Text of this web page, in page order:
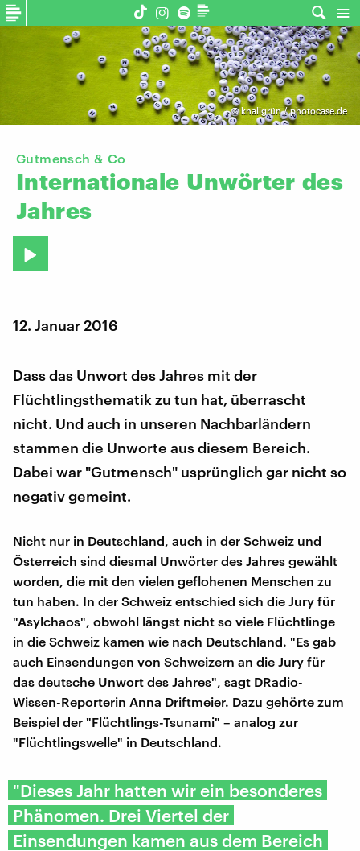
©knallgrün / photocase.de
Gutmensch & Co
Internationale Unwörter des
Jahres
12. Januar 2016
Dass das Unwort des Jahres mit der
Flüchtlingsthematik zu tun hat, überrascht
nicht. Und auch in unseren Nachbarländern
stammen die Unworte aus diesem Bereich.
Dabei war "Gutmensch" usprünglich gar nicht so
negativ gemeint.
Nicht nur in Deutschland, auch in der Schweiz und
Österreich sind diesmal Unwörter des Jahres gewählt
worden, die mit den vielen geflohenen Menschen zu
tun haben. In der Schweiz entschied sich die Jury für
"Asylchaos", obwohl längst nicht so viele Flüchtlinge
in die Schweiz kamen wie nach Deutschland. "Es gab
auch Einsendungen von Schweizern an die Jury für
das deutsche Unwort des Jahres", sagt DRadio-
Wissen-Reporterin Anna Driftmeier. Dazu gehörte zum
Beispiel der "Flüchtlings-Tsunami" – analog zur
"Flüchtlingswelle" in Deutschland.
"Dieses Jahr hatten wir ein besonderes
Phänomen. Drei Viertel der
Einsendungen kamen aus dem Bereich